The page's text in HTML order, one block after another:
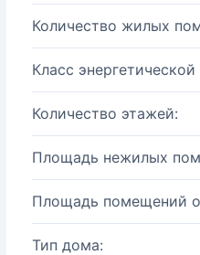
Количество жилых
Класс
Количество этажей:
Площадь нежилых
Площадь помещений
Тип дома: